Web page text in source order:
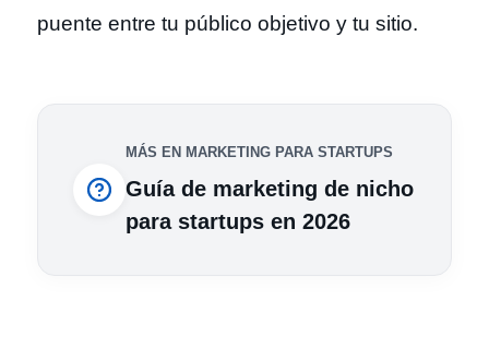
puente entre tu público objetivo y tu sitio.
MÁS EN MARKETING PARA STARTUPS
Guía de marketing de nicho
para startups en 2026